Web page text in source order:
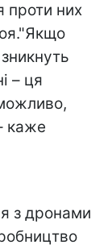
проти них
– ця
каже
з дронами